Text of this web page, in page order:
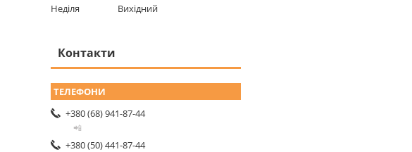
Неділя
Вихідний
Контакти
+380 (68) 941-87-44
📲
+380 (50) 441-87-44